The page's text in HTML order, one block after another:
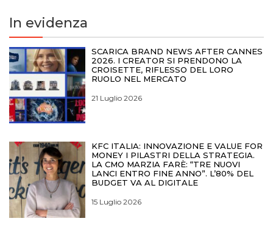
In evidenza
SCARICA BRAND NEWS AFTER CANNES
2026. I CREATOR SI PRENDONO LA
CROISETTE, RIFLESSO DEL LORO
RUOLO NEL MERCATO
21 Luglio 2026
KFC ITALIA: INNOVAZIONE E VALUE FOR
MONEY I PILASTRI DELLA STRATEGIA.
LA CMO MARZIA FARÈ: “TRE NUOVI
LANCI ENTRO FINE ANNO”. L’80% DEL
BUDGET VA AL DIGITALE
15 Luglio 2026